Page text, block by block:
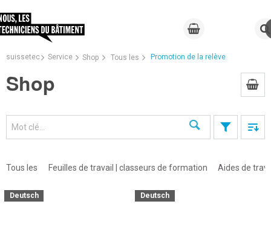
suissetec Service Shop Tous les Promotion de la relève
Shop
Recherche
Tous les Feuilles de travail | classeurs de formation Aides de
Deutsch Deutsch